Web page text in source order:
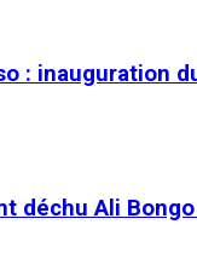
: inauguration
déchu Ali